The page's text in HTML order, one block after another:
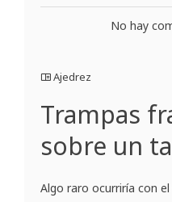
No hay
Ajedrez
Trampas
sobre un
Algo raro ocurriría con